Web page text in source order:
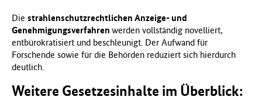
Die strahlenschutzrechtlichen Anzeige- und
Genehmigungsverfahren werden vollständig novelliert,
entbürokratisiert und beschleunigt. Der Aufwand für
Forschende sowie für die Behörden reduziert sich hierdurch
deutlich.
Weitere Gesetzesinhalte im Überblick: